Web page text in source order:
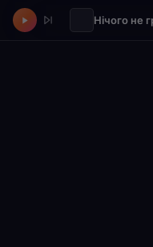
Нічого не